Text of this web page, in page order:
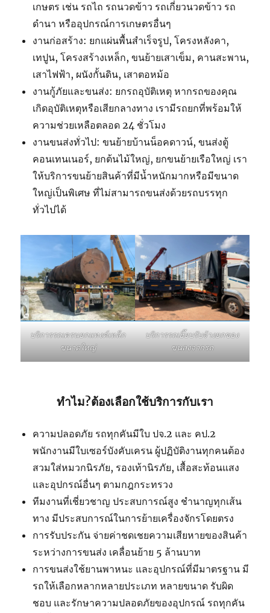
เกษตร เช่น รถไถ รถนวดข้าว รถเกี่ยวนวดข้าว รถ
ดำนา หรืออุปกรณ์การเกษตรอื่นๆ
งานก่อสร้าง: ยกแผ่นพื้นสำเร็จรูป, โครงหลังคา,
เทปูน, โครงสร้างเหล็ก, ขนย้ายเสาเข็ม, คานสะพาน,
เสาไฟฟ้า, ผนังกั้นดิน, เสาตอหม้อ
งานกู้ภัยและขนส่ง: ยกรถอุบัติเหตุ หากรถของคุณ
เกิดอุบัติเหตุหรือเสียกลางทาง เรามีรถยกที่พร้อมให้
ความช่วยเหลือตลอด 24 ชั่วโมง
งานขนส่งทั่วไป: ขนย้ายบ้านน็อคดาวน์, ขนส่งตู้
คอนเทนเนอร์, ยกต้นไม้ใหญ่, ยกขนย้ายเรือใหญ่ เรา
ให้บริการขนย้ายสินค้าที่มีน้ำหนักมากหรือมีขนาด
ใหญ่เป็นพิเศษ ที่ไม่สามารถขนส่งด้วยรถบรรทุก
ทั่วไปได้
บริการรถเครนยกแทงค์เหล็ก
ขนาดใหญ่
บริการรถเฮี๊ยบรับจ้างยกของ
ขนลงจากรถ
ทำไม?ต้องเลือกใช้บริการกับเรา
ความปลอดภัย รถทุกคันมีใบ ปจ.2 และ คป.2
พนักงานมีใบเซอร์บังคับเครน ผู้ปฏิบัติงานทุกคนต้อง
สวมใส่หมวกนิรภัย, รองเท้านิรภัย, เสื้อสะท้อนแสง
และอุปกรณ์อื่นๆ ตามกฎกระทรวง
ทีมงานที่เชี่ยวชาญ ประสบการณ์สูง ชำนาญทุกเส้น
ทาง มีประสบการณ์ในการย้ายเครื่องจักรโดยตรง
การรับประกัน จ่ายค่าชดเชยความเสียหายของสินค้า
ระหว่างการขนส่ง เคลื่อนย้าย 5 ล้านบาท
การขนส่งใช้ยานพาหนะ และอุปกรณ์ที่มีมาตรฐาน มี
รถให้เลือกหลากหลายประเภท หลายขนาด รับผิด
ชอบ และรักษาความปลอดภัยของอุปกรณ์ รถทุกคัน